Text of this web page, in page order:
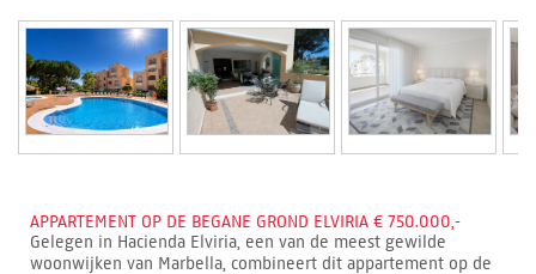
APPARTEMENT OP DE BEGANE GROND ELVIRIA € 750.000,-
Gelegen in Hacienda Elviria, een van de meest gewilde
woonwijken van Marbella, combineert dit appartement op de